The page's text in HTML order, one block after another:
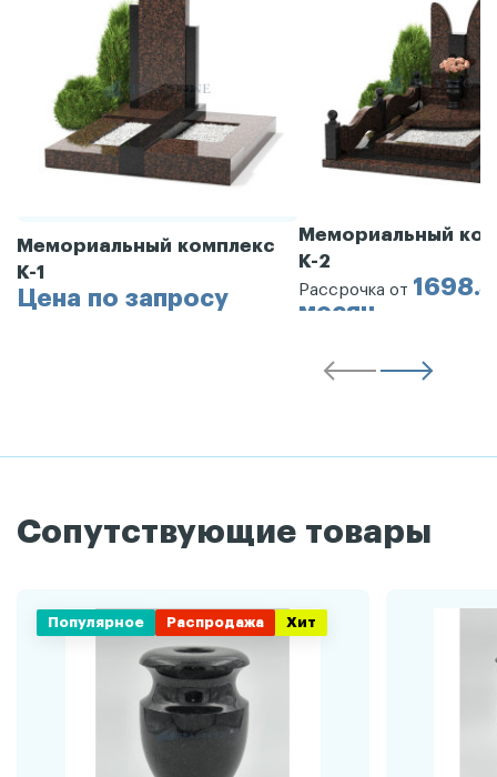
Мемориальный комплекс
К-1
Цена по запросу
Мемориальный
К-2
Рассрочка от
месяц
Сопутствующие товары
Популярное Распродажа Хит